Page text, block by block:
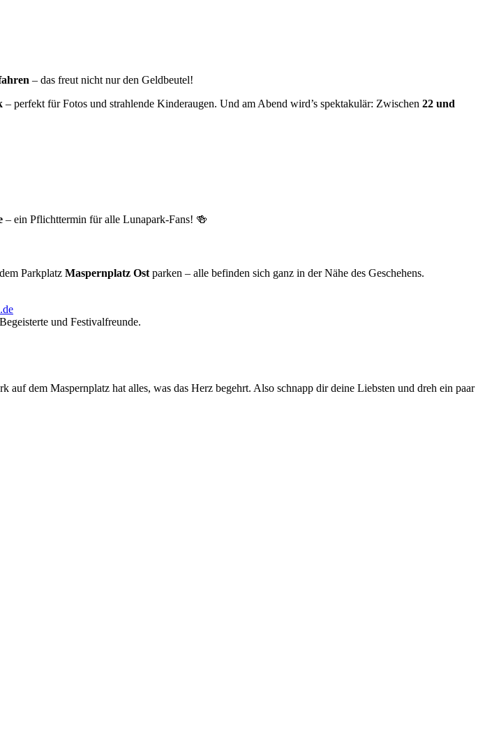
– das freut nicht nur den Geldbeutel!
– perfekt für Fotos und strahlende Kinderaugen. Und am Abend wird’s spektakulär: Zwischen 22 und
– ein Pflichttermin für alle Lunapark-Fans! 🍻
Parkplatz Maspernplatz Ost parken – alle befinden sich ganz in der Nähe des Geschehens.
und Festivalfreunde.
dem Maspernplatz hat alles, was das Herz begehrt. Also schnapp dir deine Liebsten und dreh ein paar